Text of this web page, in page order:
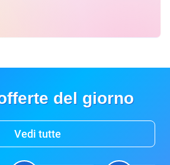
del giorno
Vedi tutte